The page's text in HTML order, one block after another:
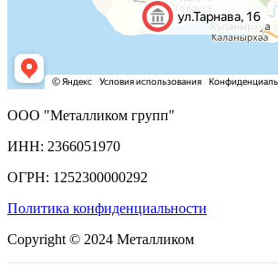
ООО "Металликом групп"
ИНН: 2366051970
ОГРН: 1252300000292
Политика конфиденциальности
Copyright © 2024 Металликом